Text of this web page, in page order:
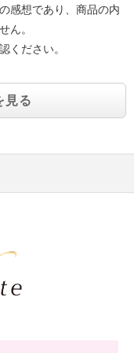
感想であり、商品の内
ん。
ください。
見る